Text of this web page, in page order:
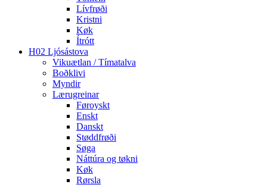
Lívfrøði
Kristni
Køk
Ítrótt
H02 Ljósástova
Vikuætlan / Tímatalva
Boðklivi
Myndir
Lærugreinar
Føroyskt
Enskt
Danskt
Støddfrøði
Søga
Náttúra og tøkni
Køk
Rørsla